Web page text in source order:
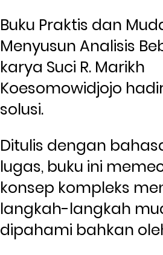
Buku Praktis dan
Menyusun Analisis
karya Suci R. Marikh
Koesomowidjojo
solusi.
Ditulis dengan
lugas, buku ini
konsep kompleks
langkah-langkah